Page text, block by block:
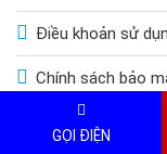
Điều khoản sử
Chính sách bảo
Chính sách bảo
GỌI ĐIỆN